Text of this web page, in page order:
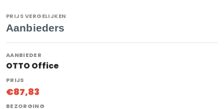
PRIJS VERGELIJKEN
Aanbieders
OTTO Office
€87,83